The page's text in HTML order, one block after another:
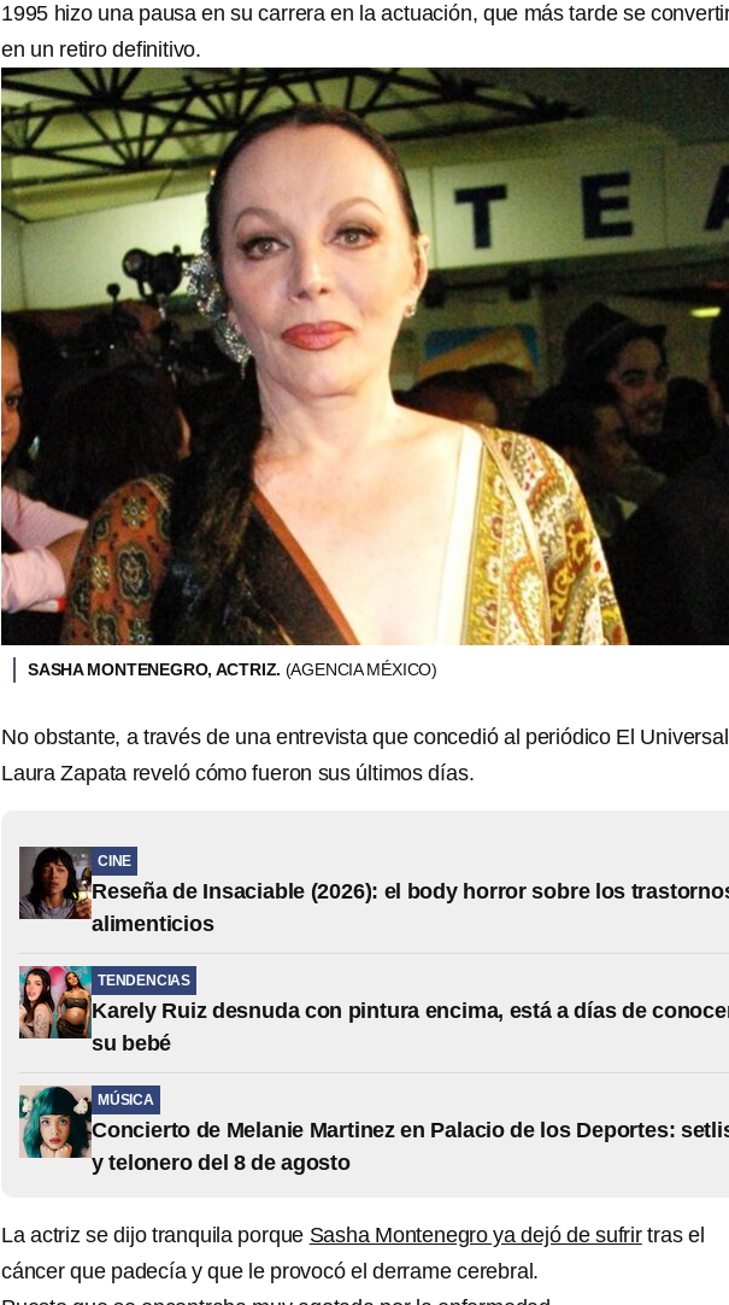
1995 hizo una pausa en su carrera en la actuación, que más tarde se
en un retiro definitivo.
SASHA MONTENEGRO, ACTRIZ. (AGENCIA MÉXICO)
No obstante, a través de una entrevista que concedió al periódico El
Laura Zapata reveló cómo fueron sus últimos días.
CINE
Reseña de Insaciable (2026): el body horror sobre los
alimenticios
TENDENCIAS
Karely Ruiz desnuda con pintura encima, está a días de
su bebé
MÚSICA
Concierto de Melanie Martinez en Palacio de los Deportes:
y telonero del 8 de agosto
La actriz se dijo tranquila porque Sasha Montenegro ya dejó de sufrirtras el
cáncer que padecía y que le provocó el derrame cerebral.